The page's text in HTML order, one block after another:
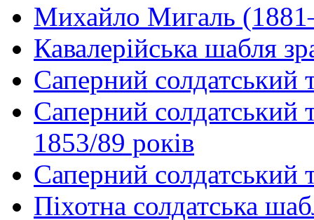
Михайло Мигаль
Кавалерійська шабля
Саперний солдатський
Саперний солдатський
1853/89 років
Саперний солдатський
Піхотна солдатська